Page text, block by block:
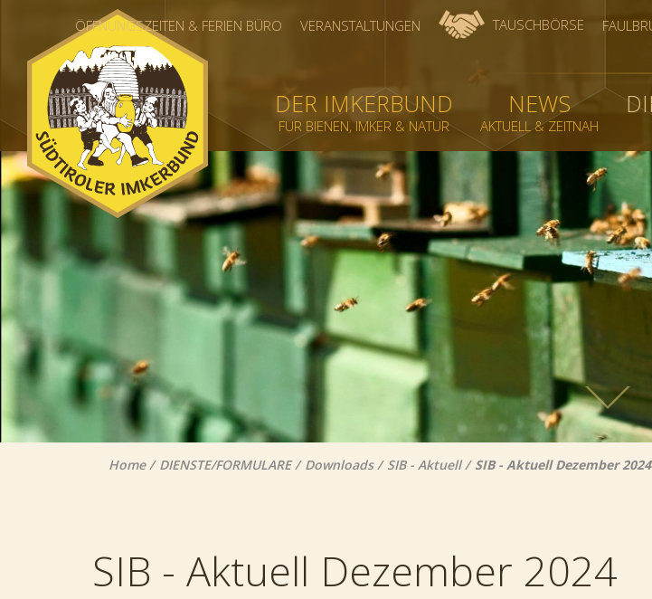
ÖFFNUNGSZEITEN & FERIEN BÜRO VERANSTALTUNGEN TAUSCHBÖRSE
DER IMKERBUND
FÜR BIENEN, IMKER & NATUR
NEWS
AKTUELL & ZEITNAH
Home DIENSTE/FORMULARE Downloads SIB - Aktuell SIB - Aktuell Dezember 2024
SIB - Aktuell Dezember 2024